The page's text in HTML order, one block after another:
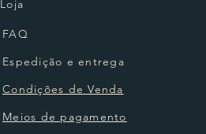
Loja
FAQ
Espedição e entrega
Condições de Venda
Meios de pagamento